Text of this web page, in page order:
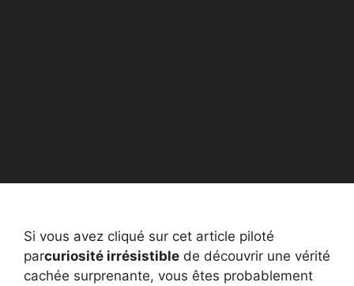
Si vous avez cliqué sur cet article piloté
parcuriosité irrésistible de découvrir une vérité
cachée surprenante, vous êtes probablement